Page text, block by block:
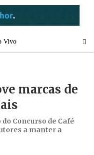
marcas de
Concurso de Café
a manter a